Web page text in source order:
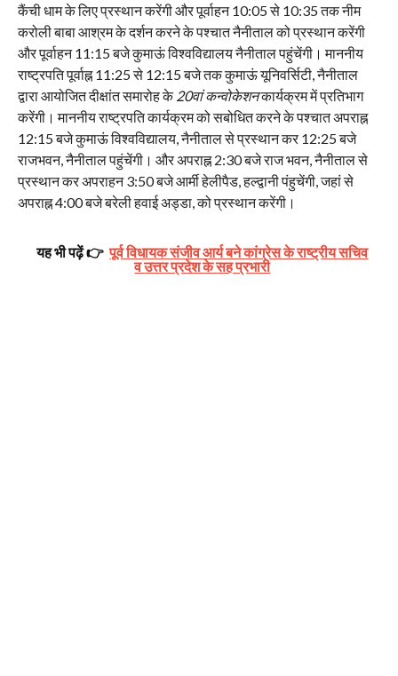
कैंची धाम के लिए प्रस्थान करेंगी और पूर्वाहन 10:05 से 10:35 तक नीम
करोली बाबा आश्रम के दर्शन करने के पश्चात नैनीताल को प्रस्थान करेंगी
और पूर्वाहन 11:15 बजे कुमाऊं विश्वविद्यालय नैनीताल पहुंचेंगी। माननीय
राष्ट्रपति पूर्वाह्न 11:25 से 12:15 बजे तक कुमाऊं यूनिवर्सिटी, नैनीताल
द्वारा आयोजित दीक्षांत समारोह के 20वां कन्वोकेशनकार्यक्रम में प्रतिभाग
करेंगी। माननीय राष्ट्रपति कार्यक्रम को सबोधित करने के पश्चात अपराह्न
12:15 बजे कुमाऊं विश्वविद्यालय, नैनीताल से प्रस्थान कर 12:25 बजे
राजभवन, नैनीताल पहुंचेंगी। और अपराह्न 2:30 बजे राज भवन, नैनीताल से
प्रस्थान कर अपराहन 3:50 बजे आर्मी हेलीपैड, हल्द्वानी पंहुचेंगी, जहां से
अपराह्न 4:00 बजे बरेली हवाई अड्डा, को प्रस्थान करेंगी‌।
यह भी पढ़ें 👉 पूर्व विधायक संजीव आर्य बने कांग्रेस के राष्ट्रीय सचिव
व उत्तर प्रदेश के सह प्रभारी